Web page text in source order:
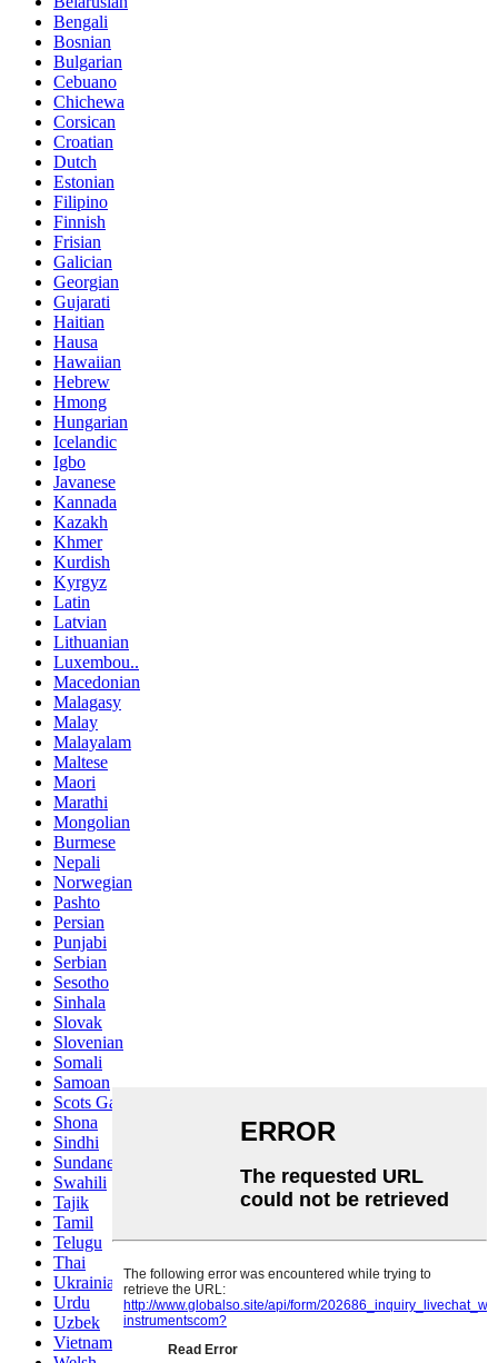
Bengali
Bosnian
Bulgarian
Cebuano
Chichewa
Corsican
Croatian
Dutch
Estonian
Filipino
Finnish
Frisian
Galician
Georgian
Gujarati
Haitian
Hausa
Hawaiian
Hebrew
Hmong
Hungarian
Icelandic
Igbo
Javanese
Kannada
Kazakh
Khmer
Kurdish
Kyrgyz
Latin
Latvian
Lithuanian
Luxembou..
Macedonian
Malagasy
Malay
Malayalam
Maltese
Maori
Marathi
Mongolian
Burmese
Nepali
Norwegian
Pashto
Persian
Punjabi
Serbian
Sesotho
Sinhala
Slovak
Slovenian
Somali
Samoan
Scots Gaelic
Shona
Sindhi
Sundanese
Swahili
Tajik
Tamil
Telugu
Thai
Ukrainian
Urdu
Uzbek
Vietnamese